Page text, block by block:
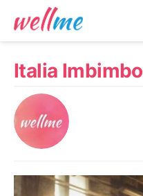
Italia Imbimbo